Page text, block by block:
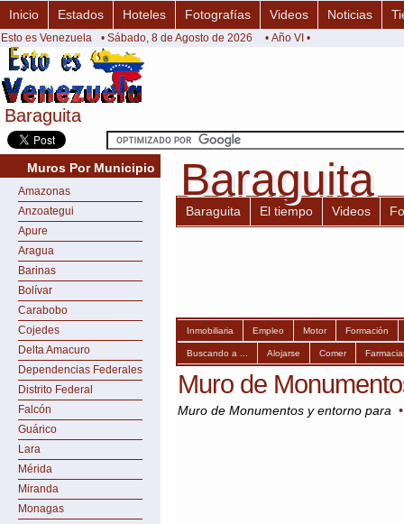
Baraguita
Baraguita
Inicio Estados Hoteles Fotografías Videos Noticias
Esto es Venezuela • Sábado, 8 de Agosto de 2026 • Año VI •
Muros Por Municipio
Amazonas
Anzoategui
Apure
Aragua
Barinas
Bolívar
Carabobo
Cojedes
Delta Amacuro
Dependencias Federales
Distrito Federal
Falcón
Guárico
Lara
Mérida
Miranda
Monagas
Baraguita
Baraguita
Baraguita El tiempo Videos
Inmobiliaria Empleo Motor Formación
Buscando a ... Alojarse Comer
Muro de
Muro de Monumentos y entorno para